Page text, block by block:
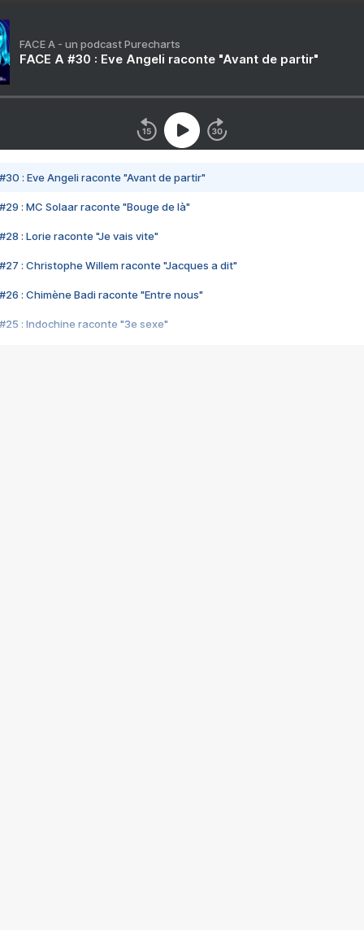
FACE A - un podcast Purecharts
FACE A #30 : Eve Angeli raconte "Avant de partir"
#30 : Eve Angeli raconte "Avant de partir"
#29 : MC Solaar raconte "Bouge de là"
#28 : Lorie raconte "Je vais vite"
#27 : Christophe Willem raconte "Jacques a dit"
#26 : Chimène Badi raconte "Entre nous"
#25 : Indochine raconte "3e sexe"